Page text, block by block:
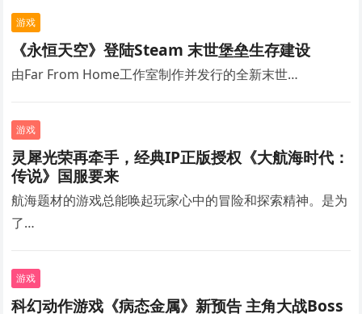
游戏
《永恒天空》登陆Steam 末世堡垒生存建设
由Far From Home工作室制作并发行的全新末世…
游戏
灵犀光荣再牵手，经典IP正版授权《大航海时代：
传说》国服要来
航海题材的游戏总能唤起玩家心中的冒险和探索精神。是为
了…
游戏
科幻动作游戏《病态金属》新预告 主角大战Boss